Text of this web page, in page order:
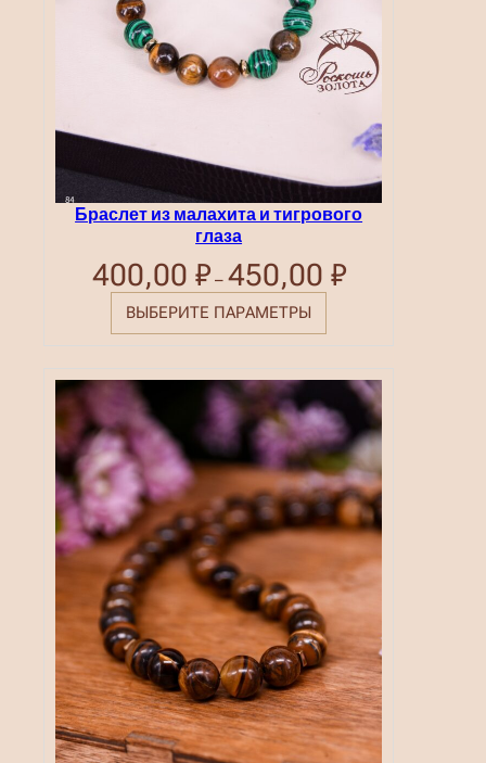
Браслет из малахита и тигрового
глаза
400,00 ₽ – 450,00 ₽Диапазон
ВЫБЕРИТЕ ПАРАМЕТРЫ